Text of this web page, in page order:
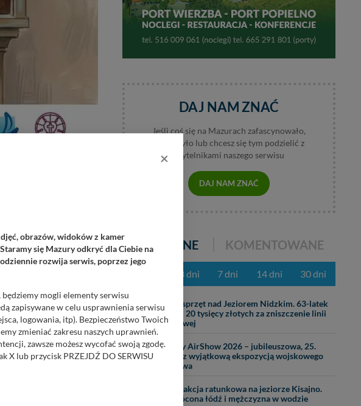
przy Placu
organista, Bartosz
organowe,
Sweelinck,
kompozycje
doskonalił na
w całej
DAJ NAM ZNAĆ
Jeśli coś się na Mazurach zafascynowało,
wzburzyło lub chcesz się tym podzielić z
czytelnikami naszego serwisu
DAJ NAM ZNAĆ
POPULARNE KOMENTOWANE
z ostatnich 3 dni 7 dni 14 dni 30 dni
31.07
Ciężki sprzęt nad Jeziorem Nidzkim. 63-latek
zapłaci 20 tysięcy złotych za zniszczenie linii
brzegowej
29.07
Mazury AirShow 2026 – jubileuszowa, 25.
edycja z wyjątkową ekspozycją wojskowego
lotnictwa
Nocna akcja ratunkowa na jeziorze Kisajno.
Wywrócona łódź i mężczyzna w wodzie
×
obrazów, widoków z kamer
się Mazury odkryć dla Ciebie na
rozwija serwis, poprzez jego
mogli elementy serwisu
zapisywane w celu usprawnienia serwisu
logowania, itp). Bezpieczeństwo Twoich
zmieniać zakresu naszych uprawnień.
zawsze możesz wycofać swoją zgodę.
X lub przycisk PRZEJDŹ DO SERWISU
(przekazanie danych z formularza